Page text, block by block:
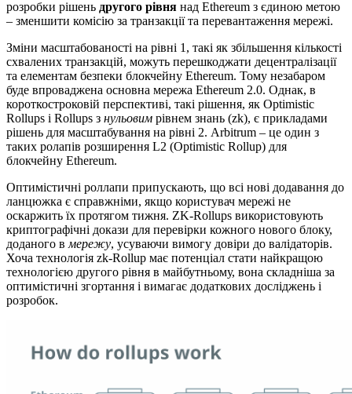
розробки рішень другого рівня над Ethereum з єдиною метою
– зменшити комісію за транзакції та перевантаження мережі.
Зміни масштабованості на рівні 1, такі як збільшення кількості
схвалених транзакцій, можуть перешкоджати децентралізації
та елементам безпеки блокчейну Ethereum. Тому незабаром
буде впроваджена основна мережа Ethereum 2.0. Однак, в
короткостроковій перспективі, такі рішення, як Optimistic
Rollups і Rollups з нульовим рівнем знань (zk), є прикладами
рішень для масштабування на рівні 2. Arbitrum – це один з
таких ролапів розширення L2 (Optimistic Rollup) для
блокчейну Ethereum.
Оптимістичні роллапи припускають, що всі нові додавання до
ланцюжка є справжніми, якщо користувач мережі не
оскаржить їх протягом тижня. ZK-Rollups використовують
криптографічні докази для перевірки кожного нового блоку,
доданого в мережу, усуваючи вимогу довіри до валідаторів.
Хоча технологія zk-Rollup має потенціал стати найкращою
технологією другого рівня в майбутньому, вона складніша за
оптимістичні згортання і вимагає додаткових досліджень і
розробок.